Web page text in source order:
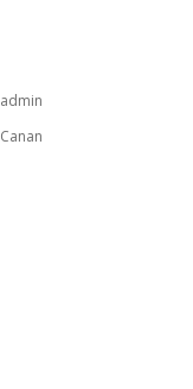
admin
Canan